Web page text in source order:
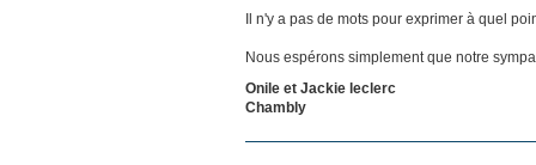
Il n'y a pas de mots pour exprimer à quel
Nous espérons simplement que notre
Onile et Jackie leclerc
Chambly